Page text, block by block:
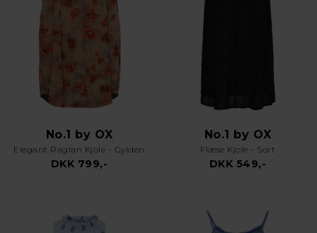
No.1 by OX
Elegant Raglan Kjole - Gylden
DKK 799,-
No.1 by OX
Flæse Kjole - Sort
DKK 549,-